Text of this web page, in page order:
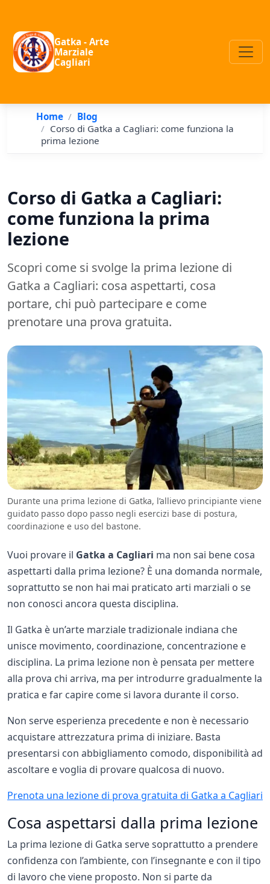
Gatka - Arte
Marziale
Cagliari
Home
Blog
Corso di Gatka a Cagliari: come funziona la
prima lezione
Corso di Gatka a Cagliari:
come funziona la prima
lezione
Scopri come si svolge la prima lezione di
Gatka a Cagliari: cosa aspettarti, cosa
portare, chi può partecipare e come
prenotare una prova gratuita.
Durante una prima lezione di Gatka, l’allievo principiante viene
guidato passo dopo passo negli esercizi base di postura,
coordinazione e uso del bastone.
Vuoi provare il Gatka a Cagliari ma non sai bene cosa
aspettarti dalla prima lezione? È una domanda normale,
soprattutto se non hai mai praticato arti marziali o se
non conosci ancora questa disciplina.
Il Gatka è un’arte marziale tradizionale indiana che
unisce movimento, coordinazione, concentrazione e
disciplina. La prima lezione non è pensata per mettere
alla prova chi arriva, ma per introdurre gradualmente la
pratica e far capire come si lavora durante il corso.
Non serve esperienza precedente e non è necessario
acquistare attrezzatura prima di iniziare. Basta
presentarsi con abbigliamento comodo, disponibilità ad
ascoltare e voglia di provare qualcosa di nuovo.
Prenota una lezione di prova gratuita di Gatka a Cagliari
Cosa aspettarsi dalla prima lezione
La prima lezione di Gatka serve soprattutto a prendere
confidenza con l’ambiente, con l’insegnante e con il tipo
di lavoro che viene proposto. Non si parte da